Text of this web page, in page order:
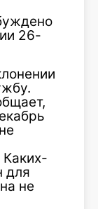
26-
для
не